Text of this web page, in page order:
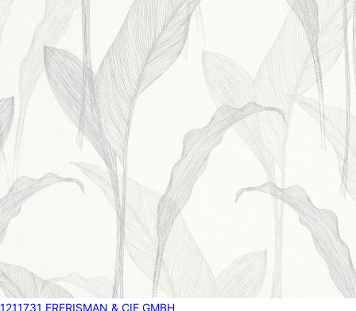
1211731 ERERISMAN & CIE GMBH